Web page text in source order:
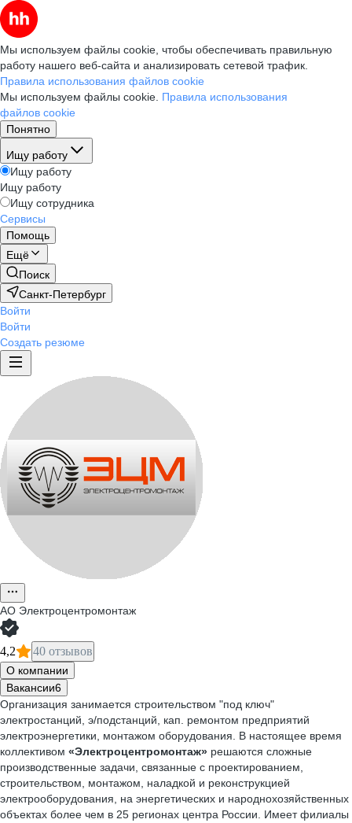
Мы используем файлы cookie, чтобы обеспечивать правильную
работу нашего веб-сайта и анализировать сетевой трафик.
Правила использования файлов cookie
Мы используем файлы cookie. Правила использования
файлов cookie
Понятно
Ищу работу
Ищу работу
Ищу работу
Ищу сотрудника
Сервисы
Помощь
Ещё
Поиск
Санкт-Петербург
Войти
Войти
Создать резюме
АО Электроцентромонтаж
4,2 40 отзывов
О компании
Вакансии6
Организация занимается строительством "под ключ"
электростанций, э/подстанций, кап. ремонтом предприятий
электроэнергетики, монтажом оборудования. В настоящее время
коллективом «Электроцентромонтаж» решаются сложные
производственные задачи, связанные с проектированием,
строительством, монтажом, наладкой и реконструкцией
электрооборудования, на энергетических и народнохозяйственных
объектах более чем в 25 регионах центра России. Имеет филиалы